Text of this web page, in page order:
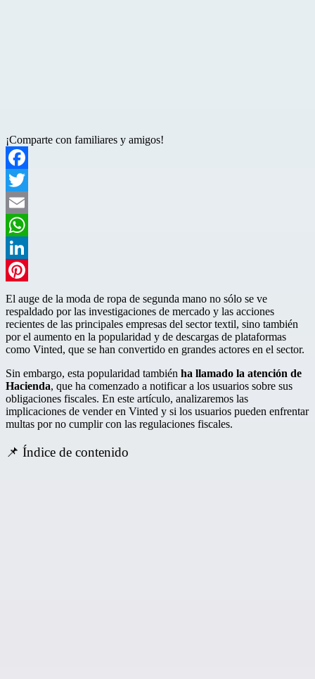
¡Comparte con familiares y amigos!
Facebook
Twitter
Email
WhatsApp
LinkedIn
Pinterest
El auge de la moda de ropa de segunda mano no sólo se ve
respaldado por las investigaciones de mercado y las acciones
recientes de las principales empresas del sector textil, sino también
por el aumento en la popularidad y de descargas de plataformas
como Vinted, que se han convertido en grandes actores en el sector.
Sin embargo, esta popularidad también ha llamado la atención de
Hacienda, que ha comenzado a notificar a los usuarios sobre sus
obligaciones fiscales. En este artículo, analizaremos las
implicaciones de vender en Vinted y si los usuarios pueden enfrentar
multas por no cumplir con las regulaciones fiscales.
📌 Índice de contenido